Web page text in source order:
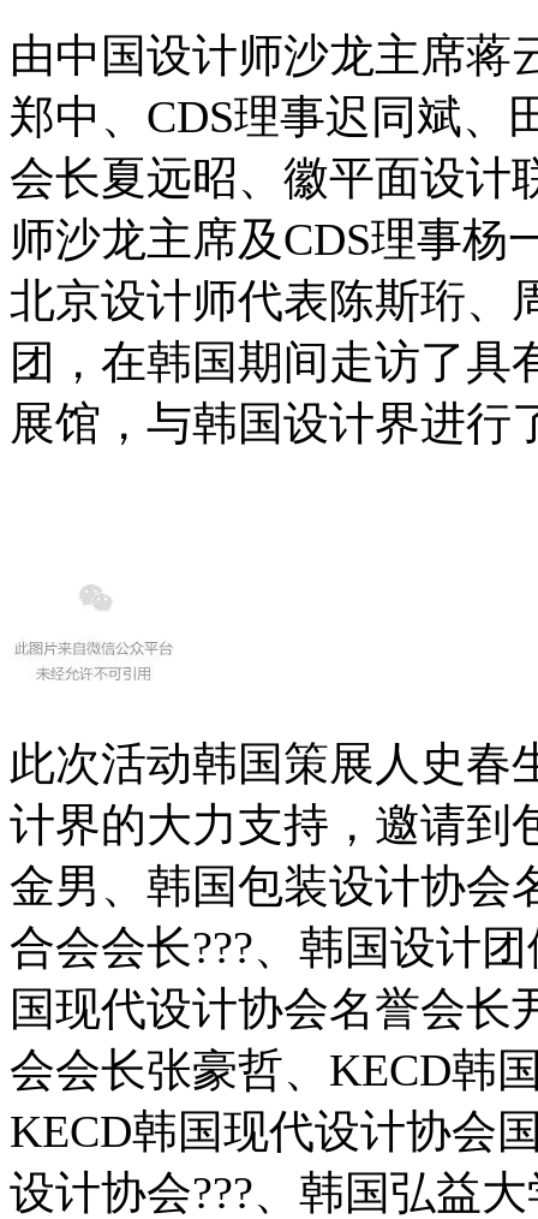
由中国设计师沙龙主席蒋
郑中、CDS理事迟同斌、
会长夏远昭、徽平面设计
师沙龙主席及CDS理事杨
北京设计师代表陈斯珩、
团，在韩国期间走访了具
展馆，与韩国设计界进行
此次活动韩国策展人史春
计界的大力支持，邀请到
金男、韩国包装设计协会
合会会长???、韩国设计
国现代设计协会名誉会长
会会长张豪哲、KECD韩
KECD韩国现代设计协会
设计协会???、韩国弘益